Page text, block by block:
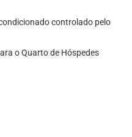
controlado pelo
o Quarto de Hóspedes